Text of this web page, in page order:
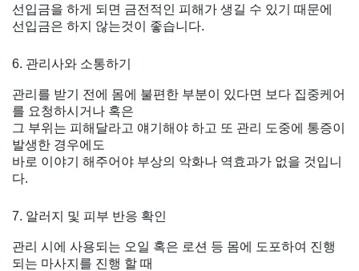
선입금을 하게 되면 금전적인 피해가 생길 수 있기 때문에
선입금은 하지 않는것이 좋습니다.
6. 관리사와 소통하기
관리를 받기 전에 몸에 불편한 부분이 있다면 보다 집중케어
를 요청하시거나 혹은
그 부위는 피해달라고 얘기해야 하고 또 관리 도중에 통증이
발생한 경우에도
바로 이야기 해주어야 부상의 악화나 역효과가 없을 것입니
다.
7. 알러지 및 피부 반응 확인
관리 시에 사용되는 오일 혹은 로션 등 몸에 도포하여 진행
되는 마사지를 진행 할 때